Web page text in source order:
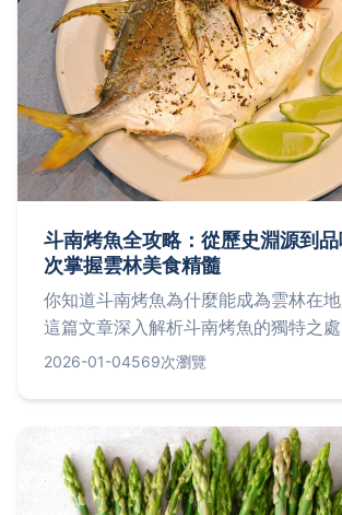
斗南烤魚全攻略：從歷史淵源到
次掌握雲林美食精髓
你知道斗南烤魚為什麼能成為雲林在
這篇文章深入解析斗南烤魚的獨特之
巧、烤製方法到推薦店家，甚至分享個
2026-01-04569次瀏覽